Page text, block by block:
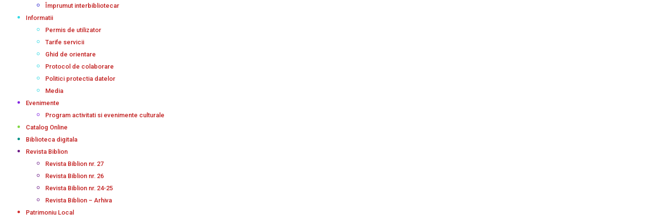
Împrumut interbibliotecar
Informatii
Permis de utilizator
Tarife servicii
Ghid de orientare
Protocol de colaborare
Politici protectia datelor
Media
Evenimente
Program activitati si evenimente culturale
Catalog Online
Biblioteca digitala
Revista Biblion
Revista Biblion nr. 27
Revista Biblion nr. 26
Revista Biblion nr. 24-25
Revista Biblion – Arhiva
Patrimoniu Local